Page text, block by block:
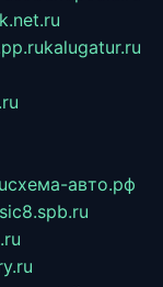
kalugatur.ru
схема-авто.рф